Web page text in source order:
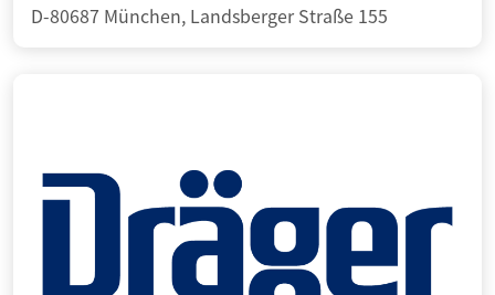
D-80687 München, Landsberger Straße 155